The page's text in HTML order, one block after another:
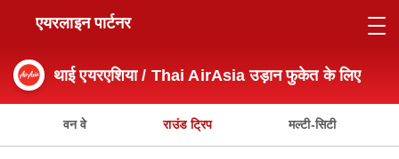
एयरलाइन पार्टनर
थाई एयरएशिया / Thai AirAsia उड़ान फुकेत के लिए
वन वे राउंड ट्रिप मल्टी-सिटी